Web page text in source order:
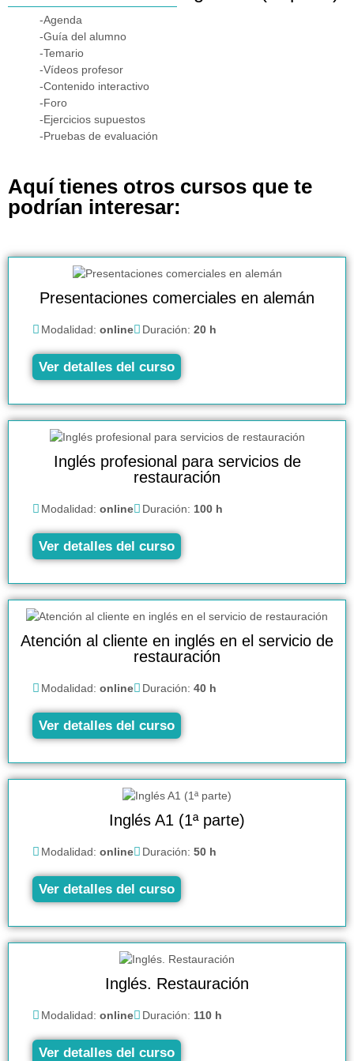
-Agenda
-Guía del alumno
-Temario
-Vídeos profesor
-Contenido interactivo
-Foro
-Ejercicios supuestos
-Pruebas de evaluación
Aquí tienes otros cursos que te
podrían interesar:
Presentaciones comerciales en alemán
Modalidad: online Duración: 20 h
Ver detalles del curso
Inglés profesional para servicios de
restauración
Modalidad: online Duración: 100 h
Ver detalles del curso
Atención al cliente en inglés en el servicio de
restauración
Modalidad: online Duración: 40 h
Ver detalles del curso
Inglés A1 (1ª parte)
Modalidad: online Duración: 50 h
Ver detalles del curso
Inglés. Restauración
Modalidad: online Duración: 110 h
Ver detalles del curso